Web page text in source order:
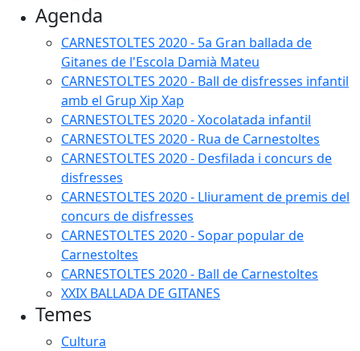
Agenda
CARNESTOLTES 2020 - 5a Gran ballada de
Gitanes de l'Escola Damià Mateu
CARNESTOLTES 2020 - Ball de disfresses infantil
amb el Grup Xip Xap
CARNESTOLTES 2020 - Xocolatada infantil
CARNESTOLTES 2020 - Rua de Carnestoltes
CARNESTOLTES 2020 - Desfilada i concurs de
disfresses
CARNESTOLTES 2020 - Lliurament de premis del
concurs de disfresses
CARNESTOLTES 2020 - Sopar popular de
Carnestoltes
CARNESTOLTES 2020 - Ball de Carnestoltes
XXIX BALLADA DE GITANES
Temes
Cultura